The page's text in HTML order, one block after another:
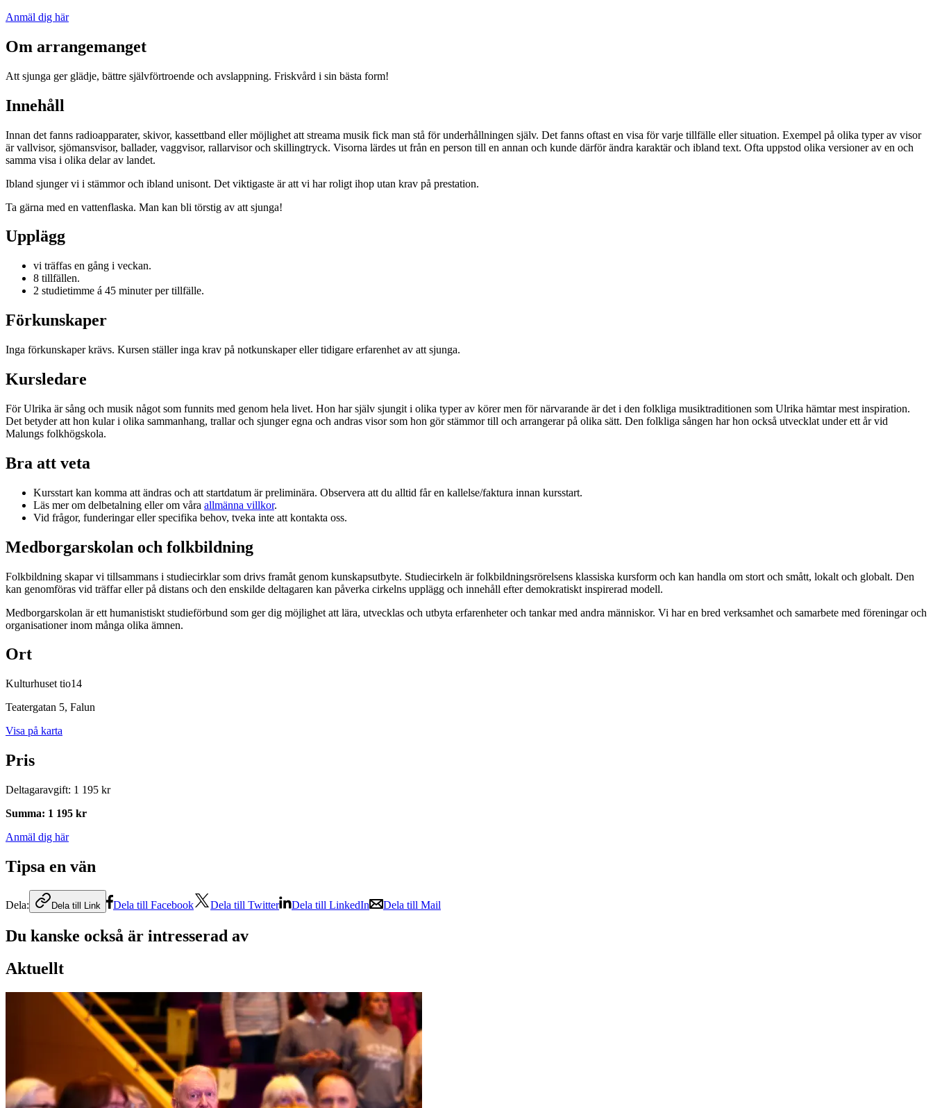
Anmäl dig här
Om arrangemanget
Att sjunga ger glädje, bättre självförtroende och avslappning. Friskvård i sin bästa form!
Innehåll
Innan det fanns radioapparater, skivor, kassettband eller möjlighet att streama musik fick man stå för underhållningen själv. Det fanns oftast en visa för varje tillfälle eller situation. Exempel på olika typer av visor
är vallvisor, sjömansvisor, ballader, vaggvisor, rallarvisor och skillingtryck. Visorna lärdes ut från en person till en annan och kunde därför ändra karaktär och ibland text. Ofta uppstod olika versioner av en och
samma visa i olika delar av landet.
Ibland sjunger vi i stämmor och ibland unisont. Det viktigaste är att vi har roligt ihop utan krav på prestation.
Ta gärna med en vattenflaska. Man kan bli törstig av att sjunga!
Upplägg
vi träffas en gång i veckan.
8 tillfällen.
2 studietimme á 45 minuter per tillfälle.
Förkunskaper
Inga förkunskaper krävs. Kursen ställer inga krav på notkunskaper eller tidigare erfarenhet av att sjunga.
Kursledare
För Ulrika är sång och musik något som funnits med genom hela livet. Hon har själv sjungit i olika typer av körer men för närvarande är det i den folkliga musiktraditionen som Ulrika hämtar mest inspiration.
Det betyder att hon kular i olika sammanhang, trallar och sjunger egna och andras visor som hon gör stämmor till och arrangerar på olika sätt. Den folkliga sången har hon också utvecklat under ett år vid
Malungs folkhögskola.
Bra att veta
Kursstart kan komma att ändras och att startdatum är preliminära. Observera att du alltid får en kallelse/faktura innan kursstart.
Läs mer om delbetalning eller om våra allmänna villkor.
Vid frågor, funderingar eller specifika behov, tveka inte att kontakta oss.
Medborgarskolan och folkbildning
Folkbildning skapar vi tillsammans i studiecirklar som drivs framåt genom kunskapsutbyte. Studiecirkeln är folkbildningsrörelsens klassiska kursform och kan handla om stort och smått, lokalt och globalt. Den
kan genomföras vid träffar eller på distans och den enskilde deltagaren kan påverka cirkelns upplägg och innehåll efter demokratiskt inspirerad modell.
Medborgarskolan är ett humanistiskt studieförbund som ger dig möjlighet att lära, utvecklas och utbyta erfarenheter och tankar med andra människor. Vi har en bred verksamhet och samarbete med föreningar och
organisationer inom många olika ämnen.
Ort
Kulturhuset tio14
Teatergatan 5, Falun
Visa på karta
Pris
Deltagaravgift: 1 195 kr
Summa: 1 195 kr
Anmäl dig här
Tipsa en vän
Dela: Dela till Link Dela till Facebook Dela till Twitter Dela till LinkedIn Dela till Mail
Du kanske också är intresserad av
Aktuellt